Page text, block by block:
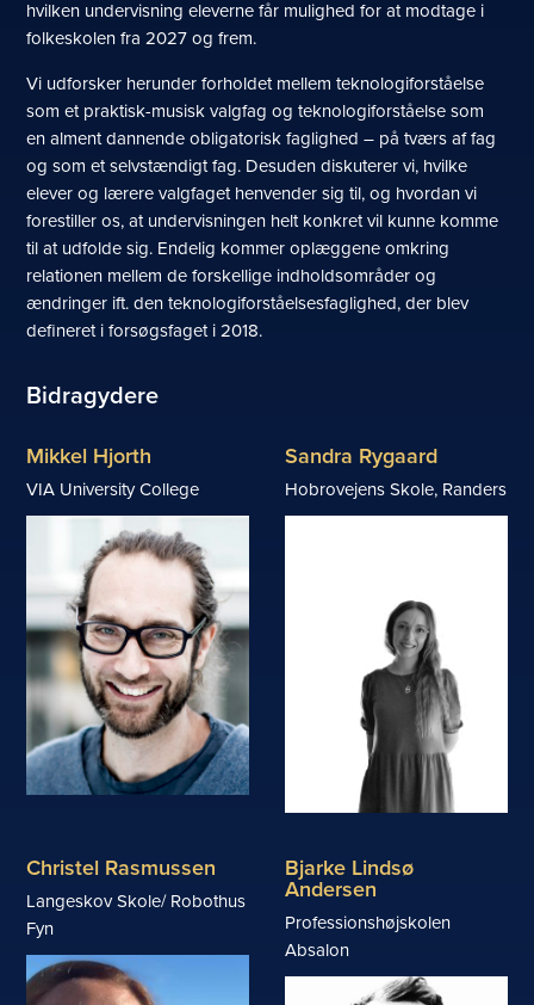
hvilken undervisning eleverne får mulighed for at modtage i
folkeskolen fra 2027 og frem.
Vi udforsker herunder forholdet mellem teknologiforståelse
som et praktisk-musisk valgfag og teknologiforståelse som
en alment dannende obligatorisk faglighed – på tværs af fag
og som et selvstændigt fag. Desuden diskuterer vi, hvilke
elever og lærere valgfaget henvender sig til, og hvordan vi
forestiller os, at undervisningen helt konkret vil kunne komme
til at udfolde sig. Endelig kommer oplæggene omkring
relationen mellem de forskellige indholdsområder og
ændringer ift. den teknologiforståelsesfaglighed, der blev
defineret i forsøgsfaget i 2018.
Bidragydere
Mikkel Hjorth
VIA University College
Sandra Rygaard
Hobrovejens Skole, Randers
Christel Rasmussen
Langeskov Skole/ Robothus
Fyn
Bjarke Lindsø
Andersen
Professionshøjskolen
Absalon